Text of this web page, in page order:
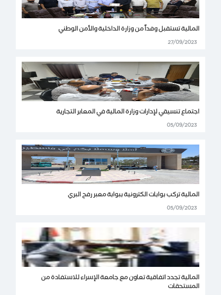
المالية تستقبل وفداً من وزارة الداخلية والأمن الوطني
27/09/2023
اجتماع تنسيقي لإدارات وزارة المالية في المعابر التجارية
05/09/2023
المالية تركب بوابات الكترونية ببوابة معبر رفح البري
05/09/2023
المالية تجدد اتفاقية تعاون مع جامعة الإسراء للاستفادة من
المستحقات